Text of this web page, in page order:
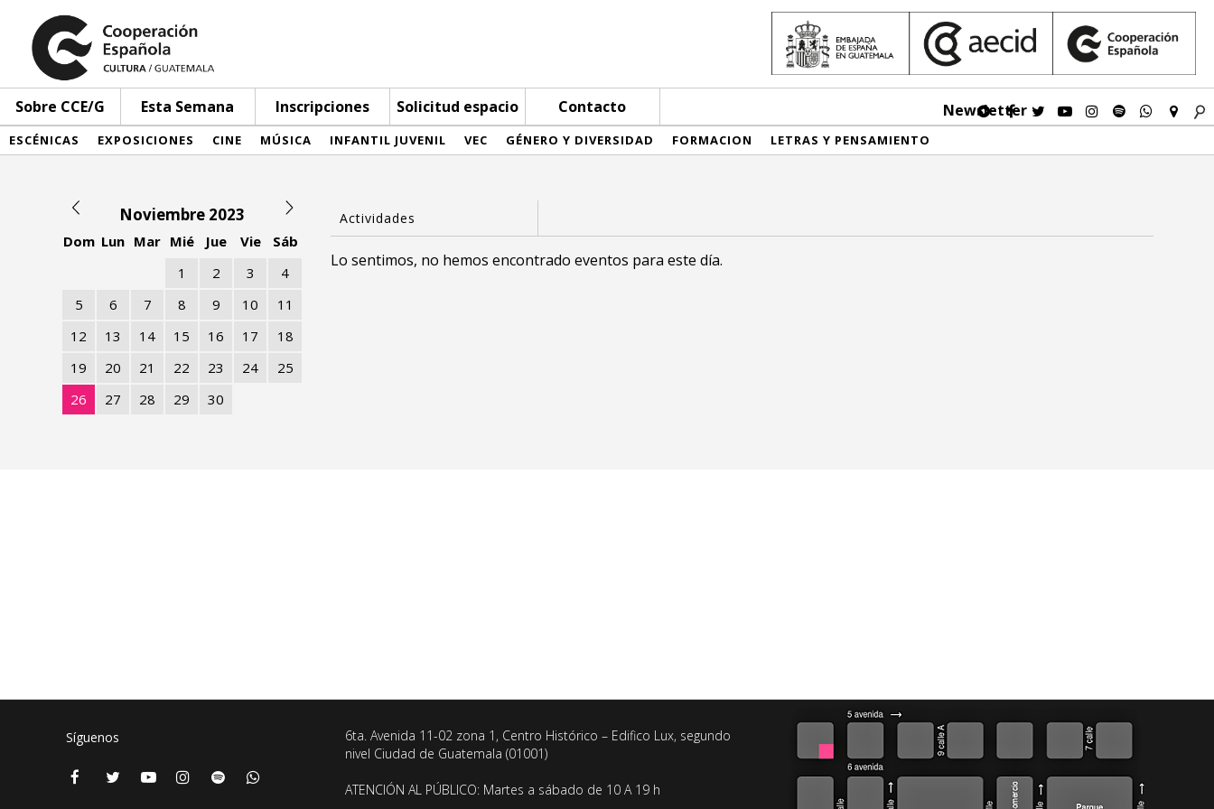
Sobre CCE/G Esta Semana Inscripciones Solicitud espacio Contacto Newsletter
ESCÉNICAS EXPOSICIONES CINE MÚSICA INFANTIL JUVENIL VEC GÉNERO Y DIVERSIDAD FORMACION LETRAS Y PENSAMIENTO
Noviembre 2023
Dom Lun Mar Mié Jue Vie
Sáb
1
2 3
4
5
6 7 8 9 10
11
12
13 14 15 16 17
18
19
20 21 22 23 24
25
26
27 28 29 30
Lo sentimos, no hemos encontrado eventos para este día.
Síguenos
6ta. Avenida 11-02 zona 1, Centro Histórico – Edifico Lux, segundo
nivel Ciudad de Guatemala (01001)
ATENCIÓN AL PÚBLICO: Martes a sábado de 10 A 19 h